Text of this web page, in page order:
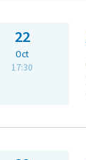
22
Oct
17:30